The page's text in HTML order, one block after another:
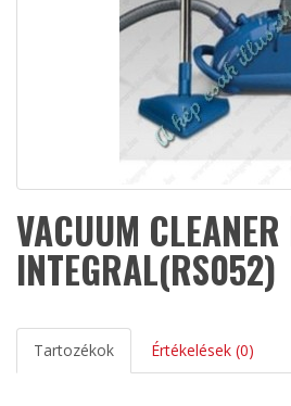
VACUUM
INTEGRAL(RS052)
Tartozékok Értékelések (0)